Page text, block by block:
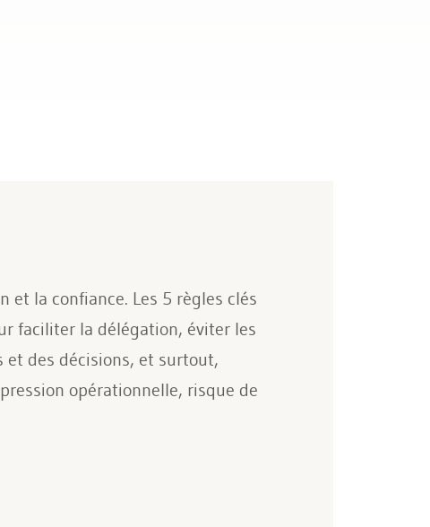
la confiance. Les 5 règles clés
faciliter la délégation, éviter les
des décisions, et surtout,
opérationnelle, risque de